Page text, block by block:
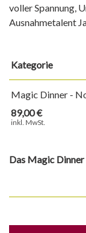
voller Spannung,
Ausnahmetalent
Kategorie
Magic Dinner -
89,00 €
inkl. MwSt.
Das Magic